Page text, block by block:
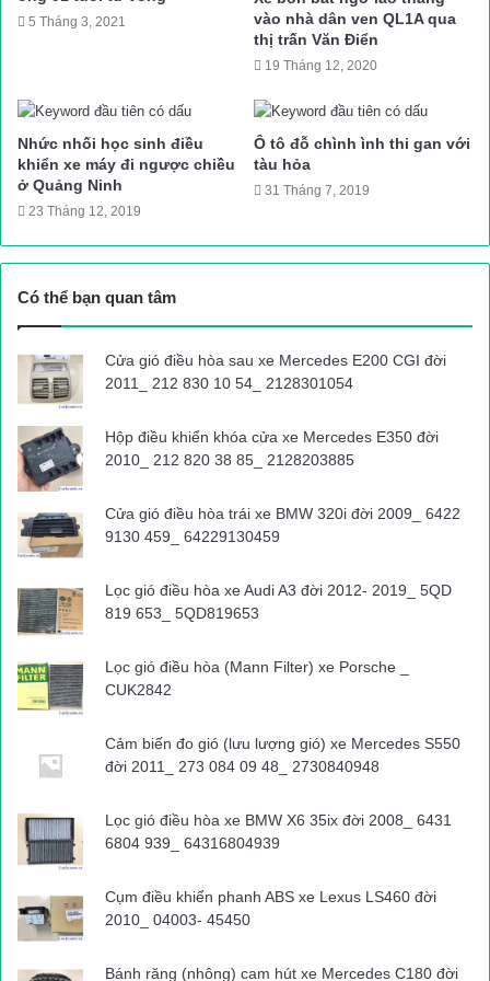
tra, làm rõ.
tai nạn giao thông Tin tức giao thông
5 Tháng 3, 2021
vào nhà dân ven QL1A qua
thị trấn Văn Điển
19 Tháng 12, 2020
Nhức nhối học sinh điều
khiển xe máy đi ngược chiều
ở Quảng Ninh
23 Tháng 12, 2019
Ô tô đỗ chình ình thi gan với
tàu hỏa
31 Tháng 7, 2019
Có thể bạn quan tâm
Cửa gió điều hòa sau xe Mercedes E200 CGI đời
2011_ 212 830 10 54_ 2128301054
Hộp điều khiển khóa cửa xe Mercedes E350 đời
2010_ 212 820 38 85_ 2128203885
Cửa gió điều hòa trái xe BMW 320i đời 2009_ 6422
9130 459_ 64229130459
Lọc gió điều hòa xe Audi A3 đời 2012- 2019_ 5QD
819 653_ 5QD819653
Lọc gió điều hòa (Mann Filter) xe Porsche _
CUK2842
Cảm biến đo gió (lưu lượng gió) xe Mercedes S550
đời 2011_ 273 084 09 48_ 2730840948
Lọc gió điều hòa xe BMW X6 35ix đời 2008_ 6431
6804 939_ 64316804939
Cụm điều khiển phanh ABS xe Lexus LS460 đời
2010_ 04003- 45450
Bánh răng (nhông) cam hút xe Mercedes C180 đời